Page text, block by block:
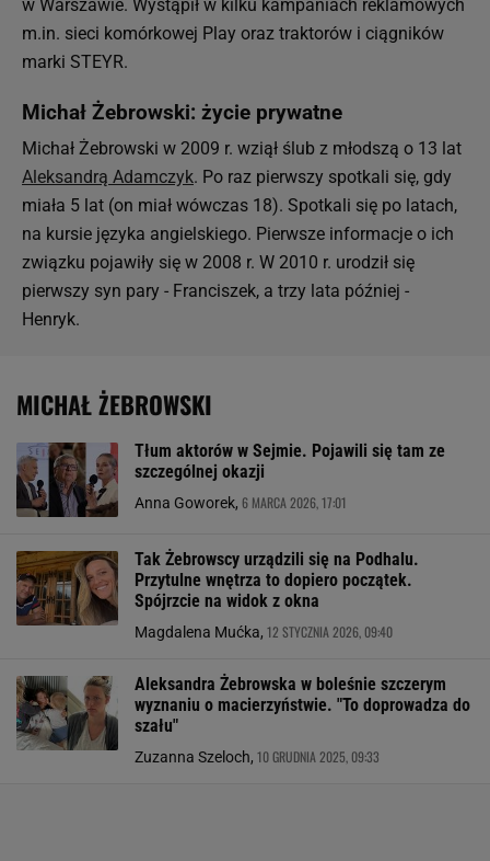
w Warszawie. Wystąpił w kilku kampaniach reklamowych
m.in. sieci komórkowej Play oraz traktorów i ciągników
marki STEYR.
Michał Żebrowski: życie prywatne
Michał Żebrowski w 2009 r. wziął ślub z młodszą o 13 lat
Aleksandrą Adamczyk. Po raz pierwszy spotkali się, gdy
miała 5 lat (on miał wówczas 18). Spotkali się po latach,
na kursie języka angielskiego. Pierwsze informacje o ich
związku pojawiły się w 2008 r. W 2010 r. urodził się
pierwszy syn pary - Franciszek, a trzy lata później -
Henryk.
MICHAŁ ŻEBROWSKI
Tłum aktorów w Sejmie. Pojawili się tam ze
szczególnej okazji
Anna Goworek, 6 MARCA 2026, 17:01
Tak Żebrowscy urządzili się na Podhalu.
Przytulne wnętrza to dopiero początek.
Spójrzcie na widok z okna
Magdalena Mućka, 12 STYCZNIA 2026, 09:40
Aleksandra Żebrowska w boleśnie szczerym
wyznaniu o macierzyństwie. "To doprowadza do
szału"
Zuzanna Szeloch, 10 GRUDNIA 2025, 09:33